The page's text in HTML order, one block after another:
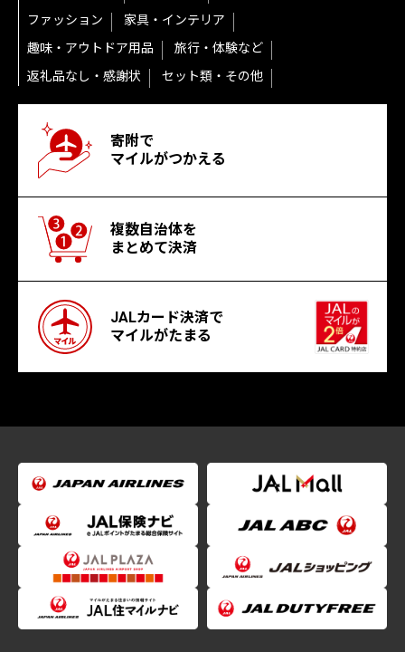
ファッション
家具・インテリア
趣味・アウトドア用品
旅行・体験など
返礼品なし・感謝状
セット類・その他
寄附で
マイルがつかえる
複数自治体を
まとめて決済
JALカード決済で
マイルがたまる